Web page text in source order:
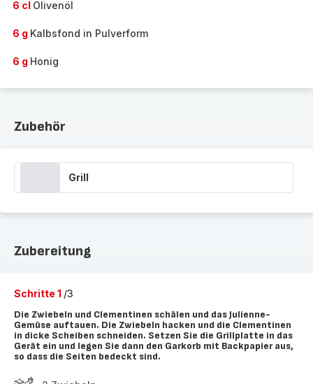
6 cl Olivenöl
6 g Kalbsfond in Pulverform
6 g Honig
Zubehör
Grill
Zubereitung
Schritte 1 /3
Die Zwiebeln und Clementinen schälen und das Julienne-
Gemüse auftauen. Die Zwiebeln hacken und die Clementinen
in dicke Scheiben schneiden. Setzen Sie die Grillplatte in das
Gerät ein und legen Sie dann den Garkorb mit Backpapier aus,
so dass die Seiten bedeckt sind.